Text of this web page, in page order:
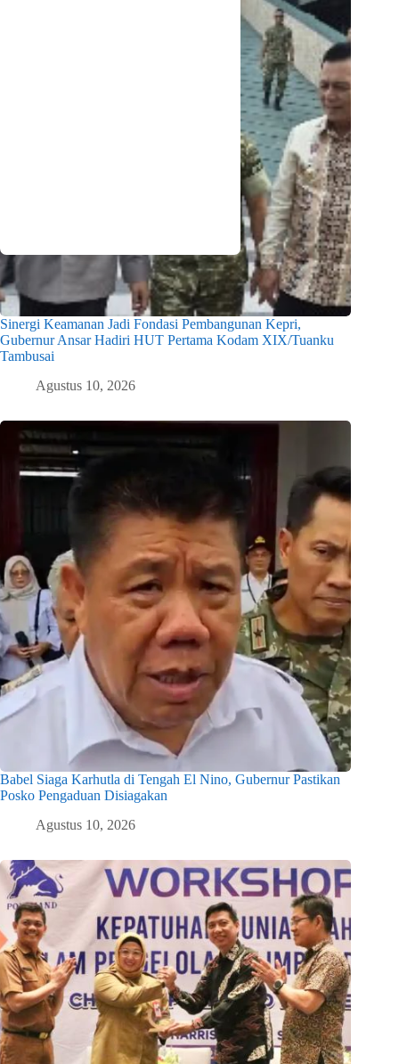
Sinergi Keamanan Jadi Fondasi Pembangunan Kepri,
Gubernur Ansar Hadiri HUT Pertama Kodam XIX/Tuanku
Tambusai
Agustus 10, 2026
Babel Siaga Karhutla di Tengah El Nino, Gubernur Pastikan
Posko Pengaduan Disiagakan
Agustus 10, 2026